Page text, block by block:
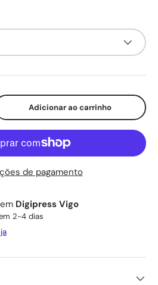
a quantidade
Adicionar ao carrinho
de pagamento
Digipress Vigo
2-4 dias